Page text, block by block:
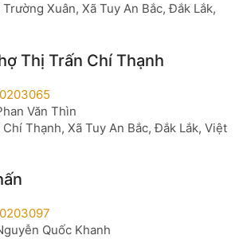
Xuân, Xã Tuy An Bắc, Đắk Lắk,
Thị Trấn Chí Thạnh
Văn Thìn
Chí Thạnh, Xã Tuy An Bắc, Đắk Lắk, Việt
Quốc Khanh